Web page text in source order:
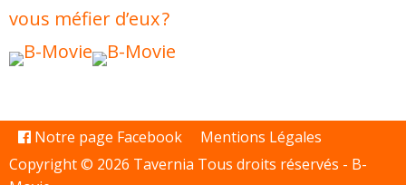
vous méfier d’eux ?
Notre page Facebook
Mentions Légales
Copyright © 2026 Tavernia Tous droits réservés - B-